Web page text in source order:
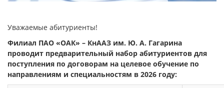
Уважаемые абитуриенты!
Филиал ПАО «ОАК» – КнААЗ им. Ю. А. Гагарина
проводит предварительный набор абитуриентов для
поступления по договорам на целевое обучение по
направлениям и специальностям в 2026 году: